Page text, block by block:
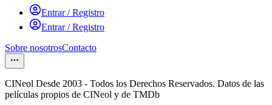
Entrar / Registro
Entrar / Registro
Sobre nosotrosContacto
CINeol Desde 2003 - Todos los Derechos Reservados. Datos de las
películas propios de CINeol y de TMDb